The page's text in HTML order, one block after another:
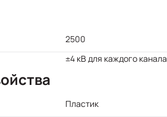
2500
±4 кВ для каждого канала
Пластик